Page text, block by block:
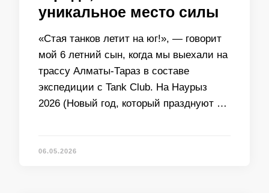
уникальное место силы
«Стая танков летит на юг!», — говорит
мой 6 летний сын, когда мы выехали на
трассу Алматы-Тараз в составе
экспедиции с Tank Club. На Наурыз
2026 (Новый год, который празднуют …
06.05.2026